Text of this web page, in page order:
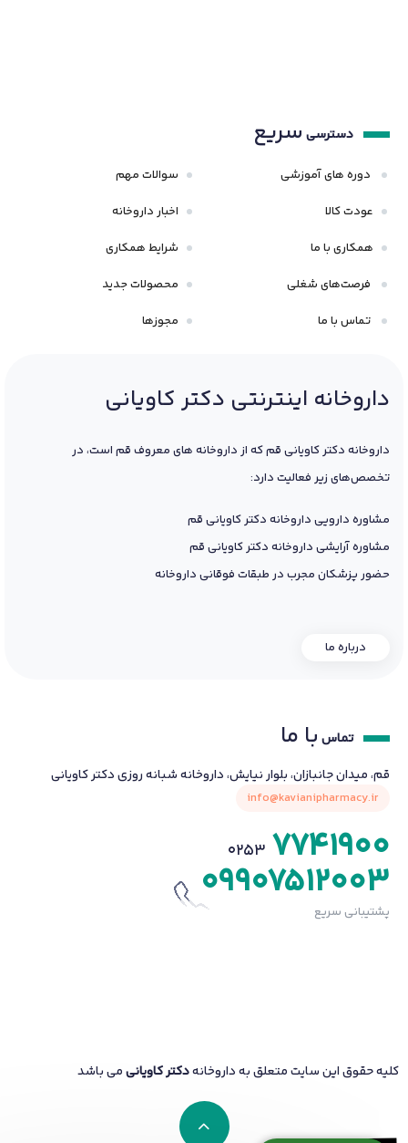
دسترسی سریع
دوره های آموزشی
عودت کالا
همکاری با ما
فرصت‌های شغلی
تماس با ما
سوالات مهم
اخبار داروخانه
شرایط همکاری
محصولات جدید
مجوزها
داروخانه اینترنتی دکتر کاویانی
داروخانه دکتر کاویانی قم که از داروخانه های معروف قم است، در
تخصص‌های زیر فعالیت دارد:
مشاوره دارویی داروخانه دکتر کاویانی قم
مشاوره آرایشی داروخانه دکتر کاویانی قم
حضور پزشکان مجرب در طبقات فوقانی داروخانه
درباره ما
تماس با ما
قم، میدان جانبازان، بلوار نیایش، داروخانه شبانه روزی دکتر کاویانی
info@kavianipharmacy.ir
0253 7741900
09907512003
پشتیبانی سریع
کلیه حقوق این سایت متعلق به داروخانهدکتر کاویانیمی باشد